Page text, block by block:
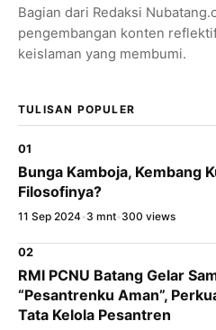
Bagian dari Redaksi
pengembangan konten
keislaman yang membumi.
TULISAN POPULER
01
Bunga Kamboja, Kembang
Filosofinya?
11 Sep 2024•3 mnt•300 views
02
RMI PCNU Batang Gelar
“Pesantrenku Aman”,
Tata Kelola Pesantren